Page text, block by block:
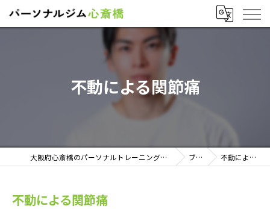
不動による関節痛
大阪府心斎橋のパーソナルトレーニングならパーソナルジム心斎橋 ブログ 不動による関節痛
不動による関節痛